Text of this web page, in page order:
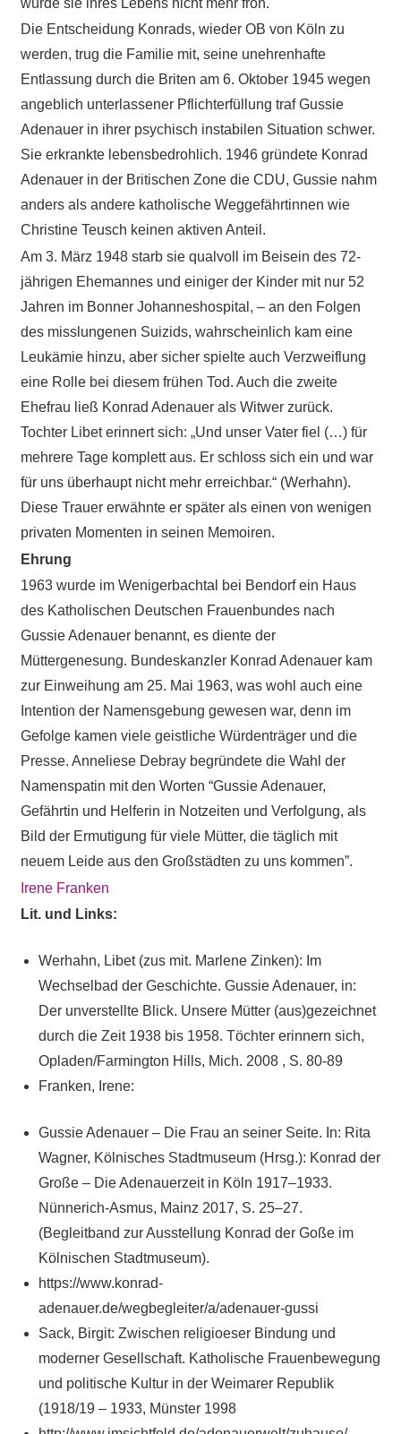
Die Entscheidung Konrads, wieder OB von Köln zu
werden, trug die Familie mit, seine unehrenhafte
Entlassung durch die Briten am 6. Oktober 1945 wegen
angeblich unterlassener Pflichterfüllung traf Gussie
Adenauer in ihrer psychisch instabilen Situation schwer.
Sie erkrankte lebensbedrohlich. 1946 gründete Konrad
Adenauer in der Britischen Zone die CDU, Gussie nahm
anders als andere katholische Weggefährtinnen wie
Christine Teusch keinen aktiven Anteil.
Am 3. März 1948 starb sie qualvoll im Beisein des 72-
jährigen Ehemannes und einiger der Kinder mit nur 52
Jahren im Bonner Johanneshospital, – an den Folgen
des misslungenen Suizids, wahrscheinlich kam eine
Leukämie hinzu, aber sicher spielte auch Verzweiflung
eine Rolle bei diesem frühen Tod. Auch die zweite
Ehefrau ließ Konrad Adenauer als Witwer zurück.
Tochter Libet erinnert sich: „Und unser Vater fiel (…) für
mehrere Tage komplett aus. Er schloss sich ein und war
für uns überhaupt nicht mehr erreichbar.“ (Werhahn).
Diese Trauer erwähnte er später als einen von wenigen
privaten Momenten in seinen Memoiren.
Ehrung
1963 wurde im Wenigerbachtal bei Bendorf ein Haus
des Katholischen Deutschen Frauenbundes nach
Gussie Adenauer benannt, es diente der
Müttergenesung. Bundeskanzler Konrad Adenauer kam
zur Einweihung am 25. Mai 1963, was wohl auch eine
Intention der Namensgebung gewesen war, denn im
Gefolge kamen viele geistliche Würdenträger und die
Presse. Anneliese Debray begründete die Wahl der
Namenspatin mit den Worten “Gussie Adenauer,
Gefährtin und Helferin in Notzeiten und Verfolgung, als
Bild der Ermutigung für viele Mütter, die täglich mit
neuem Leide aus den Großstädten zu uns kommen”.
Irene Franken
Lit. und Links:
Werhahn, Libet (zus mit. Marlene Zinken): Im
Wechselbad der Geschichte. Gussie Adenauer, in:
Der unverstellte Blick. Unsere Mütter (aus)gezeichnet
durch die Zeit 1938 bis 1958. Töchter erinnern sich,
Opladen/Farmington Hills, Mich. 2008 , S. 80-89
Franken, Irene:
Gussie Adenauer – Die Frau an seiner Seite. In: Rita
Wagner, Kölnisches Stadtmuseum (Hrsg.): Konrad der
Große – Die Adenauerzeit in Köln 1917–1933.
Nünnerich-Asmus, Mainz 2017, S. 25–27.
(Begleitband zur Ausstellung Konrad der Goße im
Kölnischen Stadtmuseum).
https://www.konrad-
adenauer.de/wegbegleiter/a/adenauer-gussi
Sack, Birgit: Zwischen religioeser Bindung und
moderner Gesellschaft. Katholische Frauenbewegung
und politische Kultur in der Weimarer Republik
(1918/19 – 1933, Münster 1998